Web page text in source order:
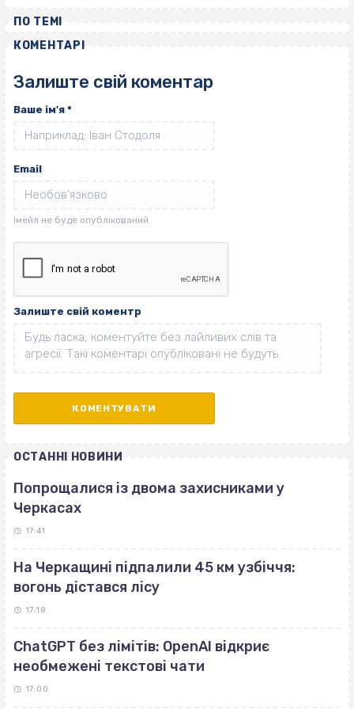
ПО ТЕМІ
КОМЕНТАРІ
Залиште свій коментар
Ваше ім'я *
Email
Залиште свій коментр
ОСТАННІ НОВИНИ
Попрощалися із двома захисниками у
Черкасах
17:41
На Черкащині підпалили 45 км узбіччя:
вогонь дістався лісу
17:18
ChatGPT без лімітів: OpenAI відкриє
необмежені текстові чати
17:00